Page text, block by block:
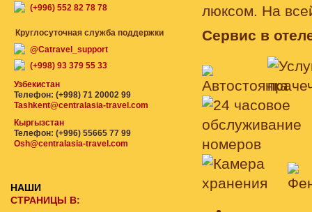
люксом. На
Сервис в
(+996) 552 82 78 78
Круглосуточная служба поддержки
@Catravel_support
(+998) 93 379 55 33
Узбекистан
Телефон: (+998) 71 20002 99
Tashkent@centralasia-travel.com
Кыргызстан
Телефон: (+996) 55665 77 99
Osh@centralasia-travel.com
НАШИ
СТРАНИЦЫ В: